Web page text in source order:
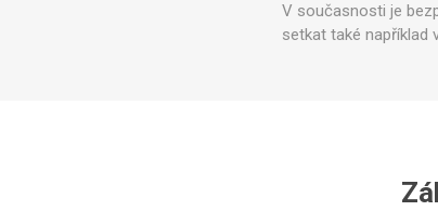
V současnosti je
setkat také například